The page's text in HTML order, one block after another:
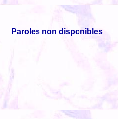
Paroles non disponibles